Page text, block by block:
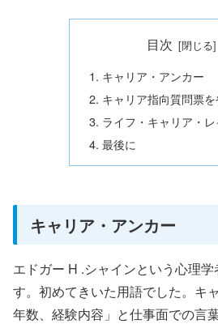
目次
キャリア・アンカー
キャリア指向質問票
ライフ・キャリア・
最後に
キャリア・アンカー
エドガー H .シャインという心理
す。初めてきいた用語でした。キ
年数、経験内容」と仕事面での言